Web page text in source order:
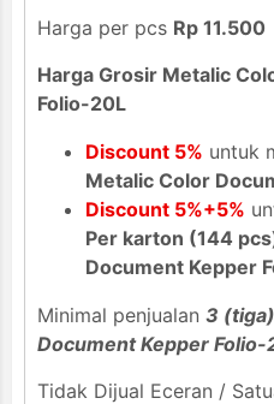
Harga per pcs Rp 11.500
Harga Grosir Metalic
Folio-20L
Discount 5% untuk
Metalic Color
Discount 5%+5%
Per karton (144
Document Kepper
Minimal penjualan 3
Document Kepper Folio-
Tidak Dijual Eceran /